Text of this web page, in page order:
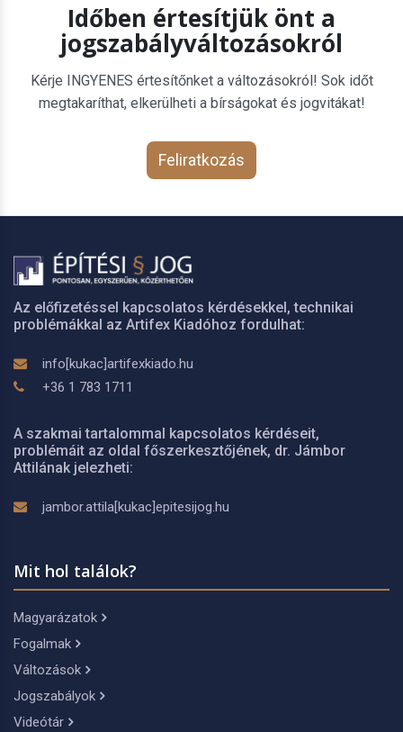
Időben értesítjük önt a
jogszabályváltozásokról
Kérje INGYENES értesítőnket a változásokról! Sok időt
megtakaríthat, elkerülheti a bírságokat és jogvitákat!
Feliratkozás
Az előfizetéssel kapcsolatos kérdésekkel, technikai
problémákkal az Artifex Kiadóhoz fordulhat:
info[kukac]artifexkiado.hu
+36 1 783 1711
A szakmai tartalommal kapcsolatos kérdéseit,
problémáit az oldal főszerkesztőjének, dr. Jámbor
Attilának jelezheti:
jambor.attila[kukac]epitesijog.hu
Mit hol találok?
Magyarázatok
Fogalmak
Változások
Jogszabályok
Videótár